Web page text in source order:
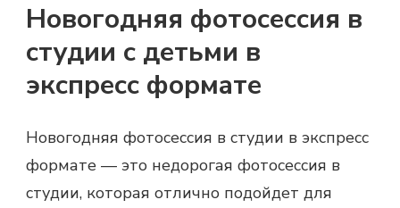
Новогодняя фотосессия в
студии с детьми в
экспресс формате
Новогодняя фотосессия в студии в экспресс
формате — это недорогая фотосессия в
студии, которая отлично подойдет для